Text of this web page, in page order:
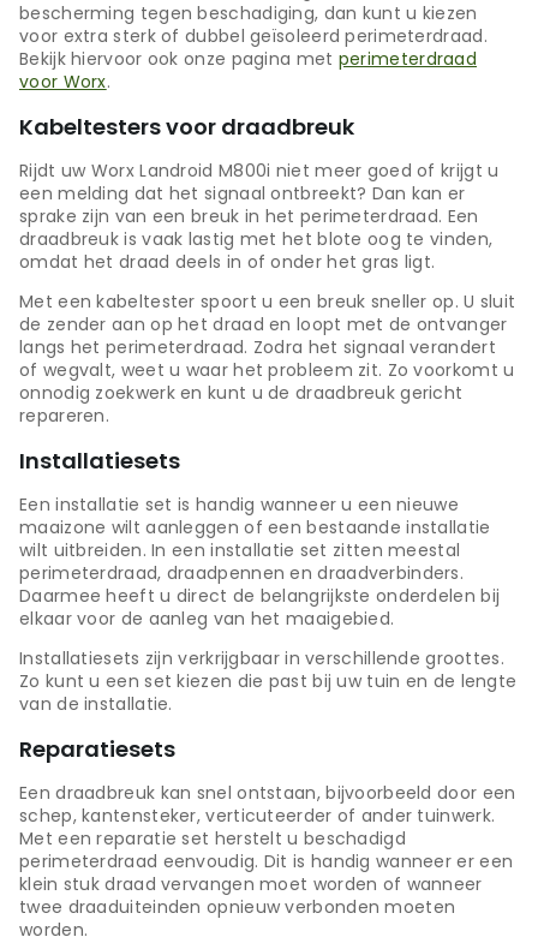
bescherming tegen beschadiging, dan kunt u kiezen
voor extra sterk of dubbel geïsoleerd perimeterdraad.
Bekijk hiervoor ook onze pagina met perimeterdraad
voor Worx.
Kabeltesters voor draadbreuk
Rijdt uw Worx Landroid M800i niet meer goed of krijgt u
een melding dat het signaal ontbreekt? Dan kan er
sprake zijn van een breuk in het perimeterdraad. Een
draadbreuk is vaak lastig met het blote oog te vinden,
omdat het draad deels in of onder het gras ligt.
Met een kabeltester spoort u een breuk sneller op. U sluit
de zender aan op het draad en loopt met de ontvanger
langs het perimeterdraad. Zodra het signaal verandert
of wegvalt, weet u waar het probleem zit. Zo voorkomt u
onnodig zoekwerk en kunt u de draadbreuk gericht
repareren.
Installatiesets
Een installatie set is handig wanneer u een nieuwe
maaizone wilt aanleggen of een bestaande installatie
wilt uitbreiden. In een installatie set zitten meestal
perimeterdraad, draadpennen en draadverbinders.
Daarmee heeft u direct de belangrijkste onderdelen bij
elkaar voor de aanleg van het maaigebied.
Installatiesets zijn verkrijgbaar in verschillende groottes.
Zo kunt u een set kiezen die past bij uw tuin en de lengte
van de installatie.
Reparatiesets
Een draadbreuk kan snel ontstaan, bijvoorbeeld door een
schep, kantensteker, verticuteerder of ander tuinwerk.
Met een reparatie set herstelt u beschadigd
perimeterdraad eenvoudig. Dit is handig wanneer er een
klein stuk draad vervangen moet worden of wanneer
twee draaduiteinden opnieuw verbonden moeten
worden.